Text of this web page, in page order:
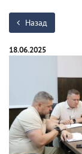
Назад
18.06.2025